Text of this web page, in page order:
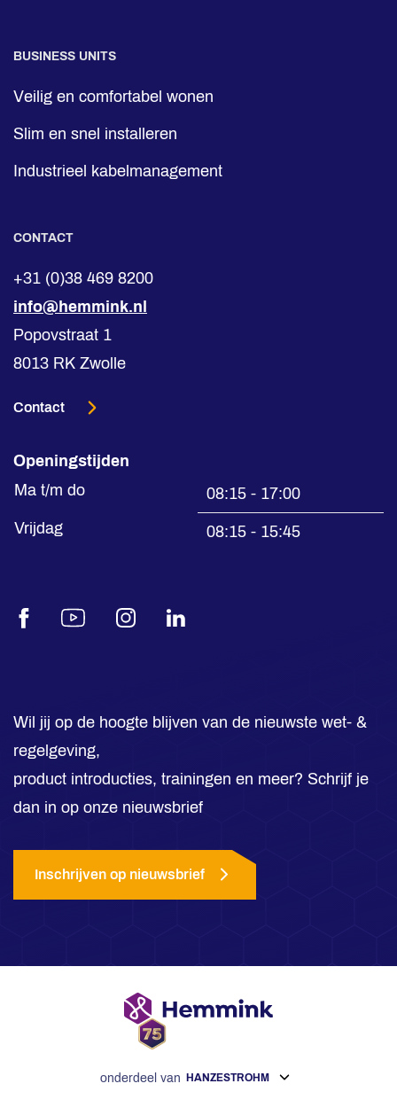
BUSINESS UNITS
Veilig en comfortabel wonen
Slim en snel installeren
Industrieel kabelmanagement
CONTACT
+31 (0)38 469 8200
info@hemmink.nl
Popovstraat 1
8013 RK Zwolle
Contact
Openingstijden
Ma t/m do
08:15 - 17:00
Vrijdag
08:15 - 15:45
FacebookYoutubeInstagramLinkedIn
Wil jij op de hoogte blijven van de nieuwste wet- &
regelgeving,
product introducties, trainingen en meer? Schrijf je
dan in op onze nieuwsbrief
Inschrijven op nieuwsbrief
onderdeel van HANZESTROHM